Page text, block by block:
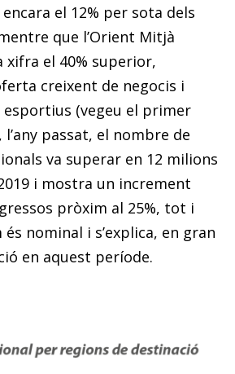
el 12% per sota dels
que l’Orient Mitjà
xifra el 40% superior,
creixent de negocis i
esportius (vegeu el primer
l’any passat, el nombre de
va superar en 12 milions
i mostra un increment
pròxim al 25%, tot i
nominal i s’explica, en gran
en aquest període.